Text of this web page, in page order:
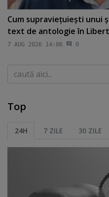
Cum supravieţuieşti unui
text de antologie în
7 AUG 2026 14:06 0
Caută
Top
24H 7 ZILE 30 ZILE